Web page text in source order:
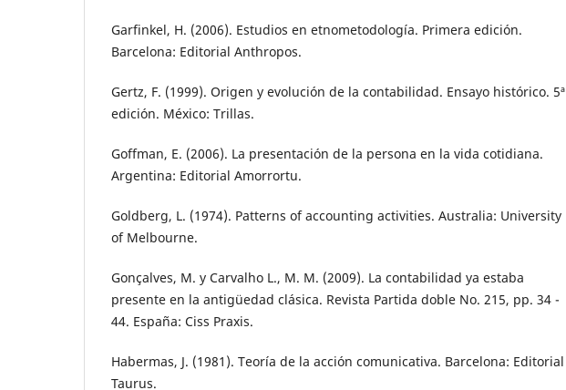
Garfinkel, H. (2006). Estudios en etnometodología. Primera edición.
Barcelona: Editorial Anthropos.
Gertz, F. (1999). Origen y evolución de la contabilidad. Ensayo histórico. 5ª
edición. México: Trillas.
Goffman, E. (2006). La presentación de la persona en la vida cotidiana.
Argentina: Editorial Amorrortu.
Goldberg, L. (1974). Patterns of accounting activities. Australia: University
of Melbourne.
Gonçalves, M. y Carvalho L., M. M. (2009). La contabilidad ya estaba
presente en la antigüedad clásica. Revista Partida doble No. 215, pp. 34 -
44. España: Ciss Praxis.
Habermas, J. (1981). Teoría de la acción comunicativa. Barcelona: Editorial
Taurus.